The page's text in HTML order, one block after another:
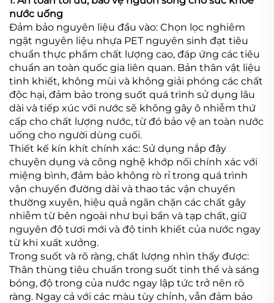
nước uống
Đảm bảo nguyên liệu đầu vào: Chọn lọc nghiêm
ngặt nguyên liệu nhựa PET nguyên sinh đạt tiêu
chuẩn thực phẩm chất lượng cao, đáp ứng các tiêu
chuẩn an toàn quốc gia liên quan. Bản thân vật liệu
tinh khiết, không mùi và không giải phóng các chất
độc hại, đảm bảo trong suốt quá trình sử dụng lâu
dài và tiếp xúc với nước sẽ không gây ô nhiễm thứ
cấp cho chất lượng nước, từ đó bảo vệ an toàn nước
uống cho người dùng cuối.
Thiết kế kín khít chính xác: Sử dụng nắp đậy
chuyên dụng và công nghệ khớp nối chính xác với
miệng bình, đảm bảo không rò rỉ trong quá trình
vận chuyển đường dài và thao tác vận chuyển
thường xuyên, hiệu quả ngăn chặn các chất gây
nhiễm từ bên ngoài như bụi bẩn và tạp chất, giữ
nguyên độ tươi mới và độ tinh khiết của nước ngay
từ khi xuất xưởng.
Trong suốt và rõ ràng, chất lượng nhìn thấy được:
Thân thùng tiêu chuẩn trong suốt tinh thể và sáng
bóng, độ trong của nước ngay lập tức trở nên rõ
ràng. Ngay cả với các màu tùy chỉnh, vẫn đảm bảo